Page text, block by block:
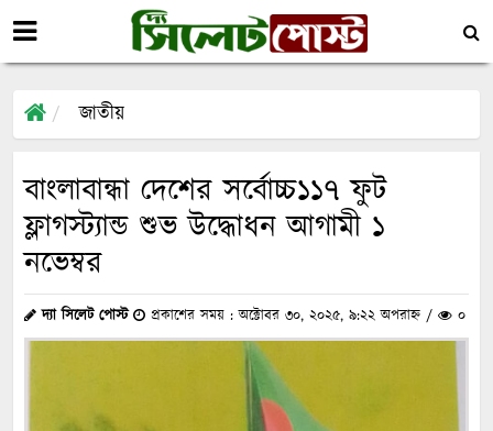
জাতীয়
বাংলাবান্ধা দেশের সর্বোচ্চ১১৭ ফুট
ফ্লাগস্ট্যান্ড শুভ উদ্ধোধন আগামী ১
নভেম্বর
দ্যা সিলেট পোস্ট প্রকাশের সময় : অক্টোবর ৩০, ২০২৫, ৯:২২ অপরাহ্ন / ০